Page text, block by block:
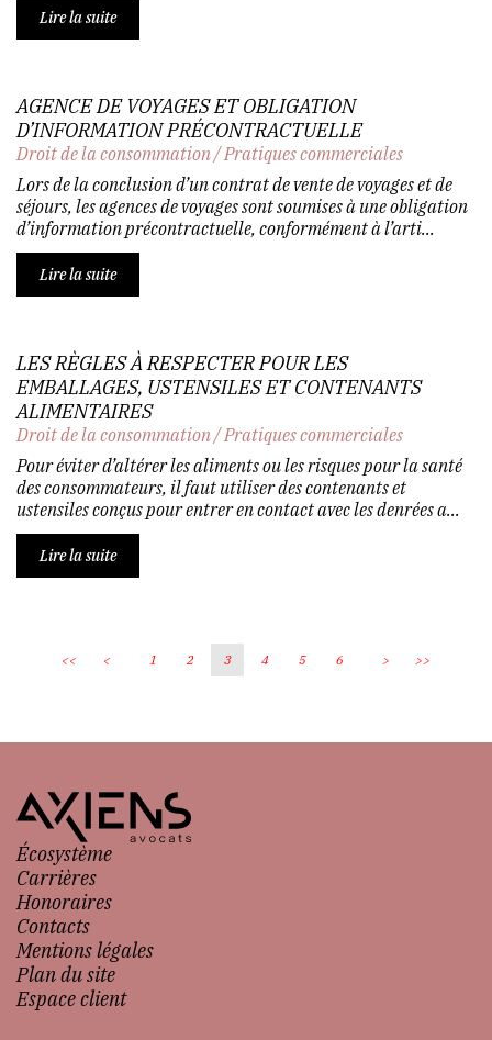
Lire la suite
AGENCE DE VOYAGES ET OBLIGATION
D’INFORMATION PRÉCONTRACTUELLE
Droit de la consommation/Pratiques commerciales
Lors de la conclusion d’un contrat de vente de voyages et de
séjours, les agences de voyages sont soumises à une obligation
d’information précontractuelle, conformément à l’arti...
Lire la suite
LES RÈGLES À RESPECTER POUR LES
EMBALLAGES, USTENSILES ET CONTENANTS
ALIMENTAIRES
Droit de la consommation/Pratiques commerciales
Pour éviter d’altérer les aliments ou les risques pour la santé
des consommateurs, il faut utiliser des contenants et
ustensiles conçus pour entrer en contact avec les denrées a...
Lire la suite
<< < 1 2 3 4 5 6 > >>
Écosystème
Carrières
Honoraires
Contacts
Mentions légales
Plan du site
Espace client